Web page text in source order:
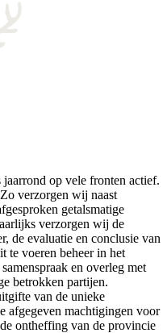
op vele fronten actief.
verzorgen wij naast
getalsmatige
verzorgen wij de
de evaluatie en conclusie van
te voeren beheer in het
en overleg met
betrokken partijen.
van de unieke
afgegeven machtigingen voor
ontheffing van de provincie